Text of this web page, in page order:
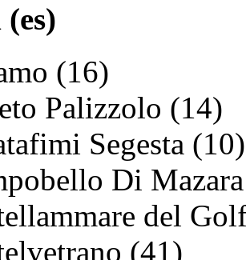
(16)
Palizzolo (14)
Segesta (10)
Di
del
(41)